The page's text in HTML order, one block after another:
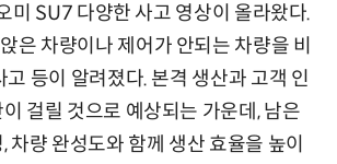
미 SU7 다양한 사고 영상이 올라왔다.
은 차량이나 제어가 안되는 차량을 비
고 등이 알려졌다. 본격 생산과 고객 인
걸릴 것으로 예상되는 가운데, 남은
차량 완성도와 함께 생산 효율을 높이